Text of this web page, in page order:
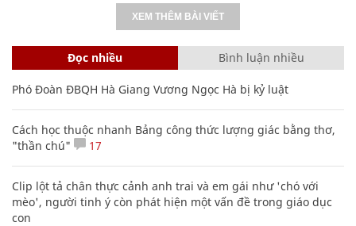
XEM THÊM BÀI VIẾT
Đọc nhiều Bình luận nhiều
Phó Đoàn ĐBQH Hà Giang Vương Ngọc Hà bị kỷ luật
Cách học thuộc nhanh Bảng công thức lượng giác bằng thơ,
"thần chú"
17
Clip lột tả chân thực cảnh anh trai và em gái như 'chó với
mèo', người tinh ý còn phát hiện một vấn đề trong giáo dục
con